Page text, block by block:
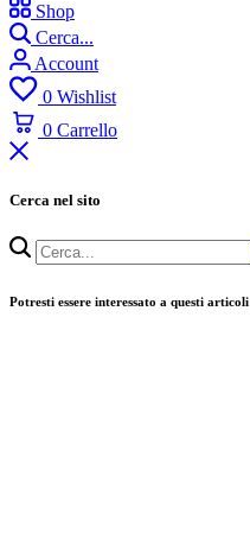
Shop
Cerca...
Account
0 Wishlist
0 Carrello
Cerca nel sito
Potresti essere interessato a questi articoli